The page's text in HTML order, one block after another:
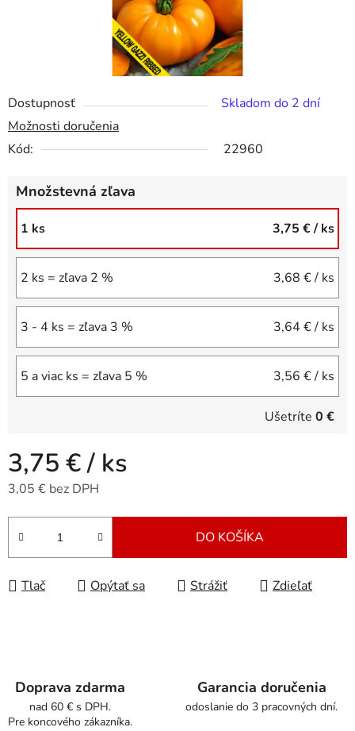
Dostupnosť
Skladom do 2 dní
Možnosti doručenia
Kód:
22960
Množstevná zľava
1 ks 3,75 €/ ks
2 ks = zľava 2 % 3,68 €/ ks
3 - 4 ks = zľava 3 % 3,64 €/ ks
5 a viac ks = zľava 5 % 3,56 €/ ks
Ušetríte 0 €
3,75 €/ ks
3,05 € bez DPH
Jednotková cena:
DO KOŠÍKA
Tlač Opýtať sa Strážiť Zdieľať
Doprava zdarma
nad 60 € s DPH.
Pre koncového zákazníka.
Garancia doručenia
odoslanie do 3 pracovných dní.